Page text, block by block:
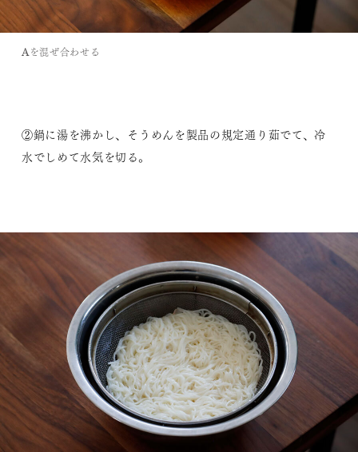
Aを混ぜ合わせる
②鍋に湯を沸かし、そうめんを製品の規定通り茹でて、冷
水でしめて水気を切る。